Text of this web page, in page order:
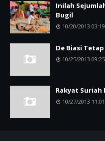
Inilah
Bugil
10/20/2013
De Biasi
10/25/2013
Rakyat Suriah
10/27/2013